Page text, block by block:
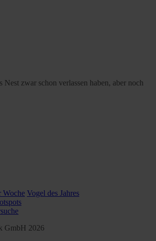
Nest zwar schon verlassen haben, aber noch
Woche Vogel des Jahres
GmbH 2026